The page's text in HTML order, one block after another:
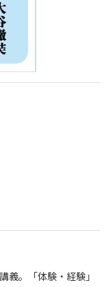
義。「体験・経験」